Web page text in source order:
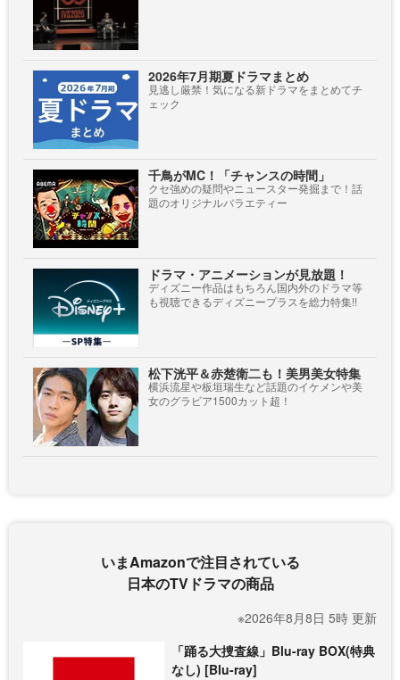
2026年7月期夏ドラマまとめ
見逃し厳禁！気になる新ドラマをまとめてチ
ェック
千鳥がMC！「チャンスの時間」
クセ強めの疑問やニュースター発掘まで！話
題のオリジナルバラエティー
ドラマ・アニメーションが見放題！
ディズニー作品はもちろん国内外のドラマ等
も視聴できるディズニープラスを総力特集!!
松下洸平＆赤楚衛二も！美男美女特集
横浜流星や板垣瑞生など話題のイケメンや美
女のグラビア1500カット超！
いまAmazonで注目されている
日本のTVドラマの商品
※2026年8月8日 5時 更新
「踊る大捜査線」Blu-ray BOX(特典
なし) [Blu-ray]